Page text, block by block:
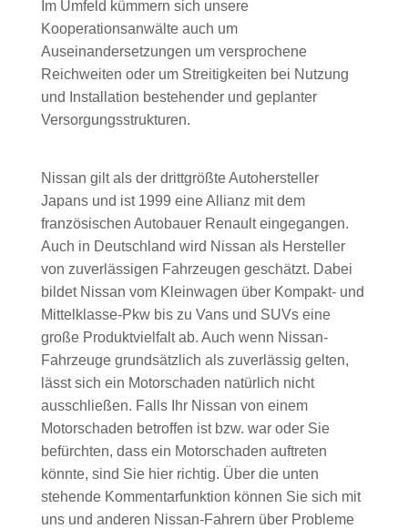
Im Umfeld kümmern sich unsere
Kooperationsanwälte auch um
Auseinandersetzungen um versprochene
Reichweiten oder um Streitigkeiten bei Nutzung
und Installation bestehender und geplanter
Versorgungsstrukturen.
Nissan gilt als der drittgrößte Autohersteller
Japans und ist 1999 eine Allianz mit dem
französischen Autobauer Renault eingegangen.
Auch in Deutschland wird Nissan als Hersteller
von zuverlässigen Fahrzeugen geschätzt. Dabei
bildet Nissan vom Kleinwagen über Kompakt- und
Mittelklasse-Pkw bis zu Vans und SUVs eine
große Produktvielfalt ab. Auch wenn Nissan-
Fahrzeuge grundsätzlich als zuverlässig gelten,
lässt sich ein Motorschaden natürlich nicht
ausschließen. Falls Ihr Nissan von einem
Motorschaden betroffen ist bzw. war oder Sie
befürchten, dass ein Motorschaden auftreten
könnte, sind Sie hier richtig. Über die unten
stehende Kommentarfunktion können Sie sich mit
uns und anderen Nissan-Fahrern über Probleme